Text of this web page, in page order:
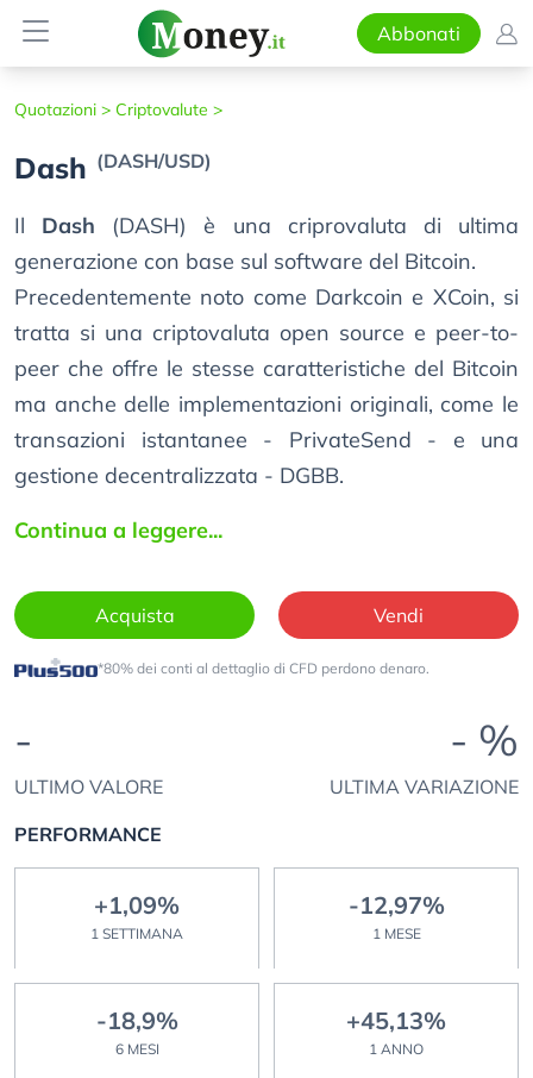
Abbonati
Quotazioni > Criptovalute >
Dash (DASH/USD)
Il Dash (DASH) è una criprovaluta di ultima
generazione con base sul software del Bitcoin.
Precedentemente noto come Darkcoin e XCoin, si
tratta si una criptovaluta open source e peer-to-
peer che offre le stesse caratteristiche del Bitcoin
ma anche delle implementazioni originali, come le
transazioni istantanee - PrivateSend - e una
gestione decentralizzata - DGBB.
Continua a leggere...
Acquista Vendi
*80% dei conti al dettaglio di CFD perdono denaro.
-
ULTIMO VALORE
- %
ULTIMA VARIAZIONE
PERFORMANCE
+1,09%
1 SETTIMANA
-12,97%
1 MESE
-18,9%
6 MESI
+45,13%
1 ANNO